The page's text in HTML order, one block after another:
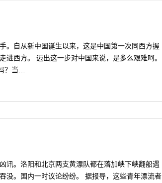
。自从新中国诞生以来，这是中国第一次同西方握
西方。 迈出这一步对中国来说，是多么艰难呵。
？当…
讯。洛阳和北京两支黄漂队都在落加峡下峡翻船遇
没。国内一时议论纷纷。 据报导，这些青年漂流者